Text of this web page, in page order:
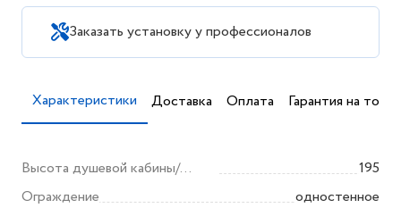
Заказать установку у профессионалов
Характеристики Доставка Оплата Гарантия на товар
Высота душевой кабины/
ограждения (мм)
195
Ограждение
одностенное